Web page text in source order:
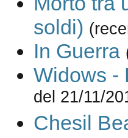
soldi)
In Guerra
Widows -
del 21/11/
Chesil